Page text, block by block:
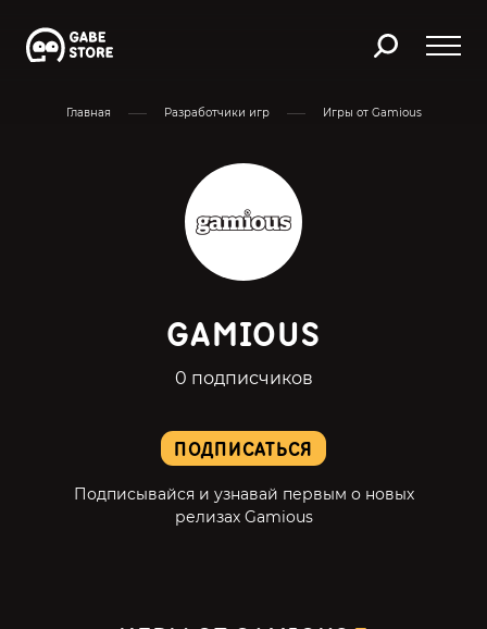
Главная Разработчики игр Игры от Gamious
ПОДПИСАТЬСЯ
Подписывайся и узнавай первым о новых
релизах Gamious
GAMIOUS
0 подписчиков